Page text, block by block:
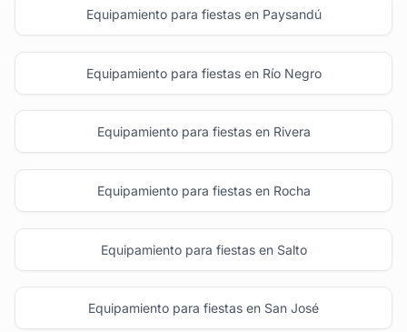
Equipamiento para fiestas en Paysandú
Equipamiento para fiestas en Río Negro
Equipamiento para fiestas en Rivera
Equipamiento para fiestas en Rocha
Equipamiento para fiestas en Salto
Equipamiento para fiestas en San José